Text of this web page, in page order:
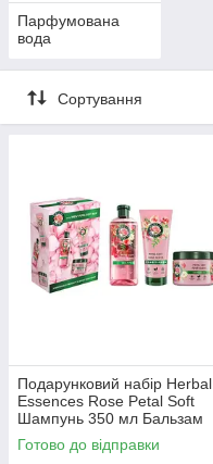
Парфумована
вода
Сортування
Подарунковий набір Herbal
Essences Rose Petal Soft
Шампунь 350 мл Бальзам
250 мл Маска 300 мл
Готово до відправки